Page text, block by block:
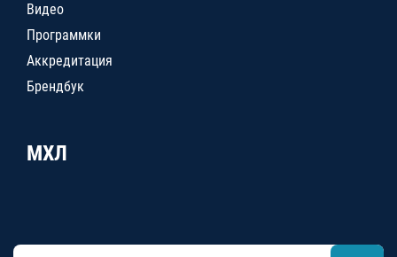
Видео
Программки
Аккредитация
Брендбук
МХЛ